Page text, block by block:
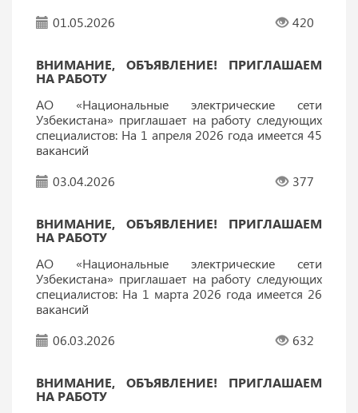
01.05.2026
420
ВНИМАНИЕ, ОБЪЯВЛЕНИЕ! ПРИГЛАШАЕМ
НА РАБОТУ
АО «Национальные электрические сети
Узбекистана» приглашает на работу следующих
специалистов: На 1 апреля 2026 года имеется 45
вакансий
03.04.2026
377
ВНИМАНИЕ, ОБЪЯВЛЕНИЕ! ПРИГЛАШАЕМ
НА РАБОТУ
АО «Национальные электрические сети
Узбекистана» приглашает на работу следующих
специалистов: На 1 марта 2026 года имеется 26
вакансий
06.03.2026
632
ВНИМАНИЕ, ОБЪЯВЛЕНИЕ! ПРИГЛАШАЕМ
НА РАБОТУ